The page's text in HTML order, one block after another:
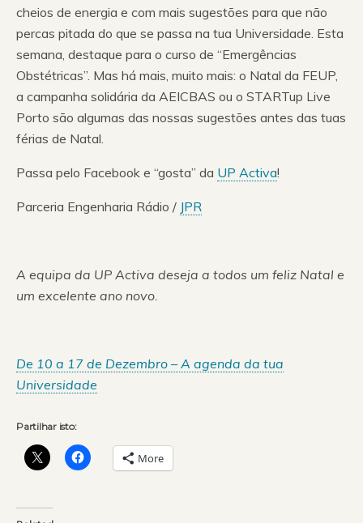
cheios de energia e com mais sugestões para que não
percas pitada do que se passa na tua Universidade. Esta
semana, destaque para o curso de “Emergências
Obstétricas”. Mas há mais, muito mais: o Natal da FEUP,
a campanha solidária da AEICBAS ou o STARTup Live
Porto são algumas das nossas sugestões antes das tuas
férias de Natal.
Passa pelo Facebook e “gosta” da UP Activa!
Parceria Engenharia Rádio / JPR
A equipa da UP Activa deseja a todos um feliz Natal e
um excelente ano novo.
De 10 a 17 de Dezembro – A agenda da tua
Universidade
Partilhar isto:
More